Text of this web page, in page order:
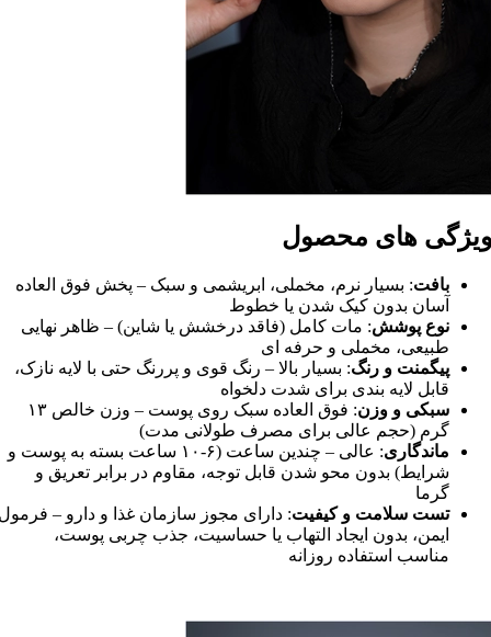
های محصول
بافت: بسیار نرم، مخملی، ابریشمی و سبک – پخش فوق العاده
آسان بدون کیک شدن یا خطوط
نوع پوشش: مات کامل (فاقد درخشش یا شاین) – ظاهر نهایی
طبیعی، مخملی و حرفه ای
پیگمنت و رنگ: بسیار بالا – رنگ قوی و پررنگ حتی با لایه نازک،
قابل لایه بندی برای شدت دلخواه
سبکی و وزن
: فوق العاده سبک روی پوست – وزن خالص ۱۳
گرم (حجم عالی برای مصرف طولانی مدت)
ماندگاری
: عالی – چندین ساعت (۶-۱۰ ساعت بسته به پوست و
شرایط) بدون محو شدن قابل توجه، مقاوم در برابر تعریق و
گرما
تست سلامت و کیفیت: دارای مجوز سازمان غذا و دارو –
ایمن، بدون ایجاد التهاب یا حساسیت، جذب چربی پوست،
مناسب استفاده روزانه